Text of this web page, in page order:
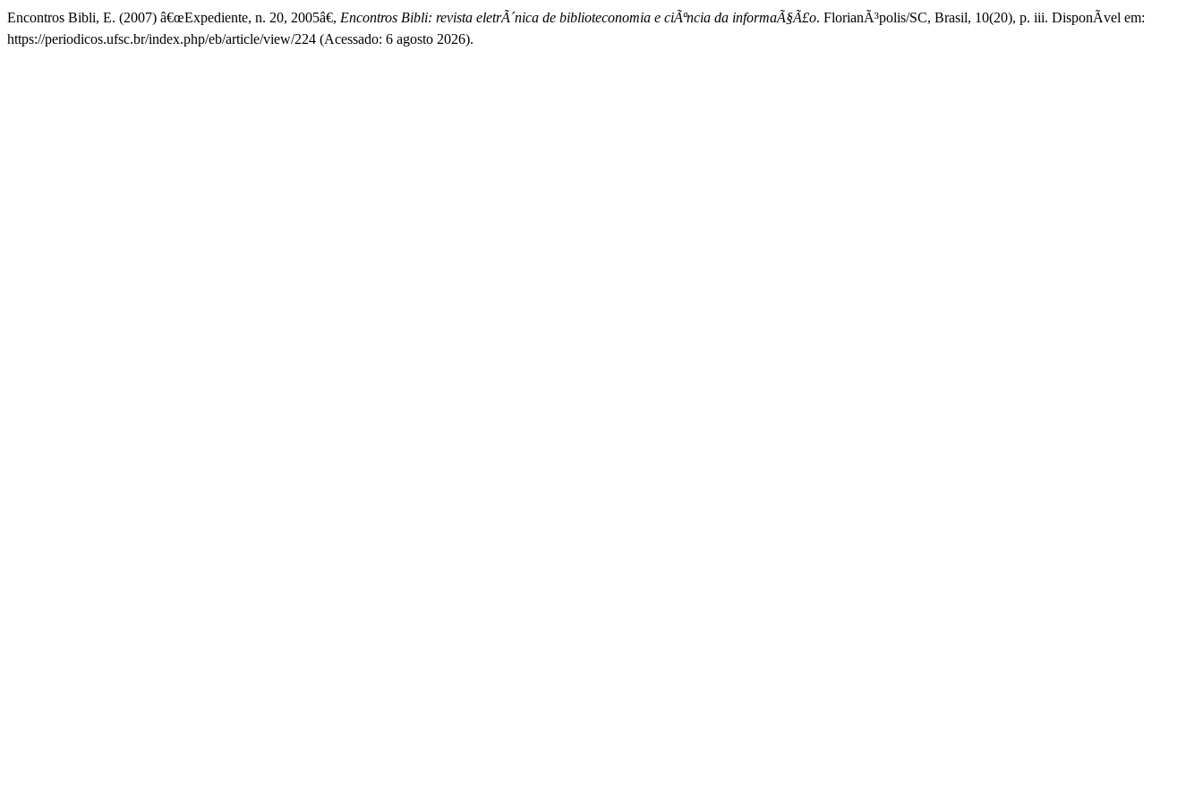
Encontros Bibli, E. (2007) â€œExpediente, n. 20, 2005â€, Encontros Bibli: revista eletrÃ´nica de biblioteconomia e ciÃªncia da informaÃ§Ã£o. FlorianÃ³polis/SC, Brasil, 10(20), p. iii. DisponÃ­vel em:
https://periodicos.ufsc.br/index.php/eb/article/view/224 (Acessado: 6 agosto 2026).